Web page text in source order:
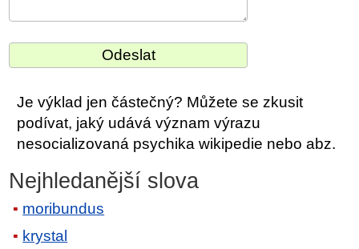
Je výklad jen částečný? Můžete se zkusit
podívat, jaký udává význam výrazu
nesocializovaná psychika wikipedie nebo abz.
Nejhledanější slova
moribundus
krystal